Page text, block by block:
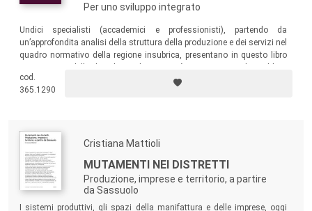
Per uno sviluppo integrato
Undici specialisti (accademici e professionisti), partendo da
un’approfondita analisi della struttura della produzione e dei servizi nel
quadro normativo della regione insubrica, presentano in questo libro
compimento in una dimensione cross-border.
cod.
365.1290
Cristiana Mattioli
MUTAMENTI NEI DISTRETTI
Produzione, imprese e territorio, a partire
da Sassuolo
I sistemi produttivi, gli spazi della manifattura e delle imprese, oggi